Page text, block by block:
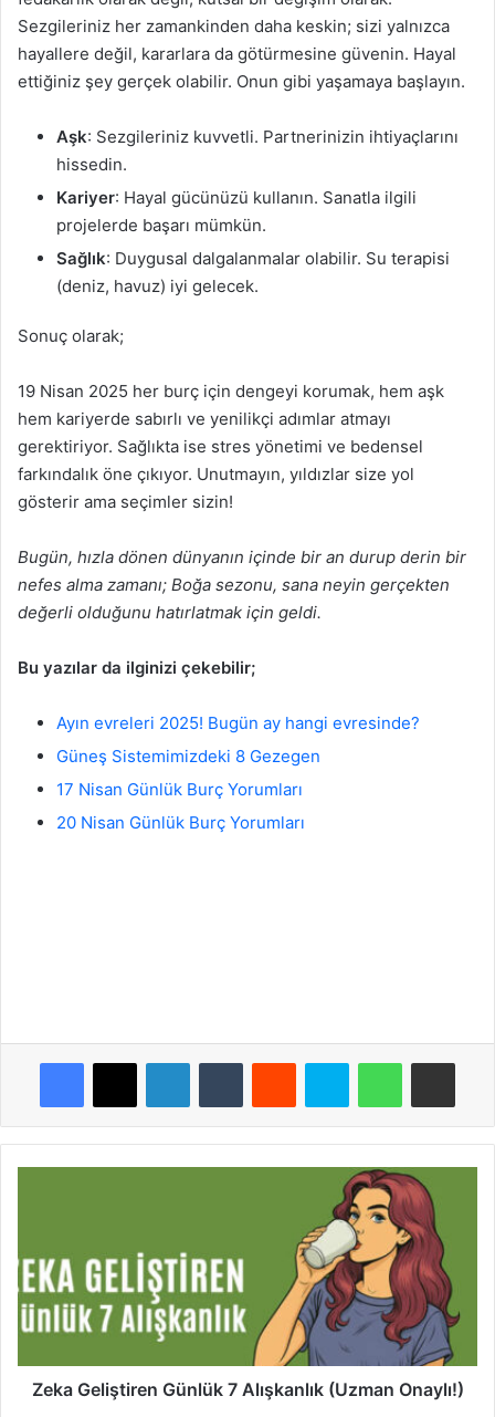
Sezgileriniz her zamankinden daha keskin; sizi yalnızca
hayallere değil, kararlara da götürmesine güvenin. Hayal
ettiğiniz şey gerçek olabilir. Onun gibi yaşamaya başlayın.
Aşk: Sezgileriniz kuvvetli. Partnerinizin ihtiyaçlarını
hissedin.
Kariyer: Hayal gücünüzü kullanın. Sanatla ilgili
projelerde başarı mümkün.
Sağlık: Duygusal dalgalanmalar olabilir. Su terapisi
(deniz, havuz) iyi gelecek.
Sonuç olarak;
19 Nisan 2025 her burç için dengeyi korumak, hem aşk
hem kariyerde sabırlı ve yenilikçi adımlar atmayı
gerektiriyor. Sağlıkta ise stres yönetimi ve bedensel
farkındalık öne çıkıyor. Unutmayın, yıldızlar size yol
gösterir ama seçimler sizin!
Bugün, hızla dönen dünyanın içinde bir an durup derin bir
nefes alma zamanı; Boğa sezonu, sana neyin gerçekten
değerli olduğunu hatırlatmak için geldi.
Bu yazılar da ilginizi çekebilir;
Ayın evreleri 2025! Bugün ay hangi evresinde?
Güneş Sistemimizdeki 8 Gezegen
17 Nisan Günlük Burç Yorumları
20 Nisan Günlük Burç Yorumları
Facebook
X LinkedInTumblr Reddit Skype WhatsAppE-Posta ile
Alışkanlık
(Uzman
Onaylı!)
Zeka Geliştiren Günlük 7 Alışkanlık (Uzman Onaylı!)